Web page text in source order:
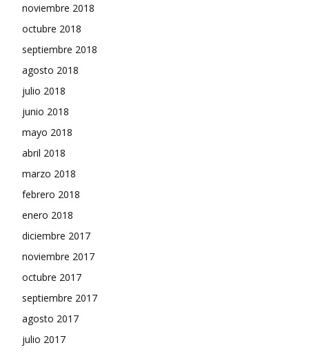
noviembre 2018
octubre 2018
septiembre 2018
agosto 2018
julio 2018
junio 2018
mayo 2018
abril 2018
marzo 2018
febrero 2018
enero 2018
diciembre 2017
noviembre 2017
octubre 2017
septiembre 2017
agosto 2017
julio 2017